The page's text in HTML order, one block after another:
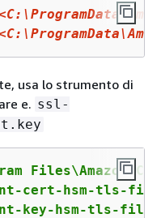
usa lo strumento di
e. ssl-
cert-hsm-tls-
key-hsm-tls-file